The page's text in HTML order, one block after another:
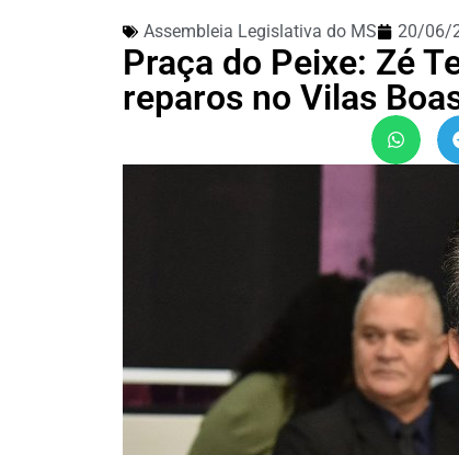
Assembleia Legislativa do MS 20/06/
Praça do Peixe: Zé
reparos no Vilas